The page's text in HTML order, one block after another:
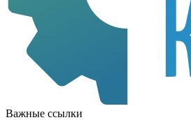
Важные ссылки